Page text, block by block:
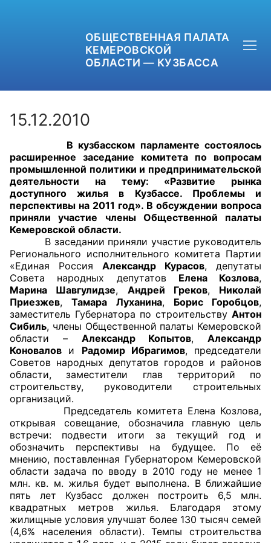
ОБЩЕСТВЕННАЯ ПАЛАТА
КЕМЕРОВСКОЙ
ОБЛАСТИ — КУЗБАССА
+7 (3842) 58-82-40
OPKO42@BK.RU
ОБРАТНАЯ СВЯЗЬ
Главная
Общественные советы
Общественные советы при территориальных
органах федеральных органов
исполнительной власти
Общественные советы по проведению
независимой оценки качества условий
оказания услуг
О Палате
Структура Палаты
Комиссии
15.12.2010
В кузбасском парламенте состоялось
расширенное заседание комитета по вопросам
промышленной политики и предпринимательской
деятельности на тему: «Развитие рынка
доступного жилья в Кузбассе. Проблемы и
перспективы на 2011 год». В обсуждении вопроса
приняли участие члены Общественной палаты
Кемеровской области.
В заседании приняли участие руководитель
Регионального исполнительного комитета Партии
«Единая Россия Александр Курасов, депутаты
Совета народных депутатов Елена Козлова,
Марина Шавгулидзе, Андрей Греков, Николай
Приезжев,Тамара Луханина, Борис Горобцов,
заместитель Губернатора по строительству Антон
Сибиль, члены Общественной палаты Кемеровской
области – Александр Копытов, Александр
Коновалов и Радомир Ибрагимов, председатели
Советов народных депутатов городов и районов
области, заместители глав территорий по
строительству, руководители строительных
организаций.
Председатель комитета Елена Козлова,
открывая совещание, обозначила главную цель
встречи: подвести итоги за текущий год и
обозначить перспективы на будущее. По её
мнению, поставленная Губернатором Кемеровской
области задача по вводу в 2010 году не менее 1
млн. кв. м. жилья будет выполнена. В ближайшие
пять лет Кузбасс должен построить 6,5 млн.
квадратных метров жилья. Благодаря этому
жилищные условия улучшат более 130 тысяч семей
(4,6% населения области). Темпы строительства